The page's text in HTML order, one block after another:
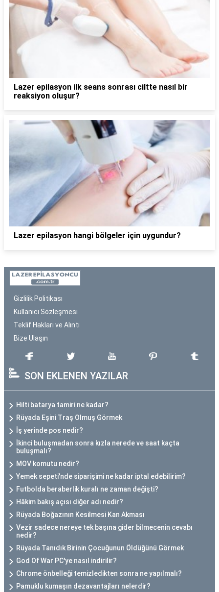
Lazer epilasyon ilk seans sonrası ciltte nasıl bir
reaksiyon oluşur?
Lazer epilasyon hangi bölgeler için uygundur?
Gizlilik Politikası
Kullanıcı Sözleşmesi
Teklif Hakları ve Alıntı
Bize Ulaşın
SON EKLENEN YAZILAR
Hilti batarya tamiri ne kadar?
Rüyada Eşini Traş Olmuş Görmek
İş yerinde pos nedir?
İkinci buluşmadan sonra kızla nerede ve saat kaçta
buluşmalı?
MOV komutu nedir?
Yemek sepeti'nde siparişimi ne kadar iptal edebilirim?
Futbolda beraberlik kuralı ne zaman değişti?
Hâkim bakış açısı diğer adı nedir?
Rüyada Boğazının Kesilmesi Kan Akması
Vezir sadece nereye tek başına gider bilmecenin cevabı
nedir?
Rüyada Tanıdık Birinin Çocuğunun Öldüğünü Görmek
God Of War PC'ye nasıl indirilir?
Chrome önbelleği temizledikten sonra ne yapılmalı?
Pamuklu kumaşın dezavantajları nelerdir?